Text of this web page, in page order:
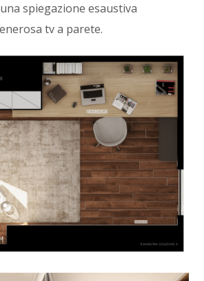
spiegazione esaustiva
tv a parete.